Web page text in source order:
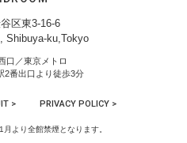
区東3-16-6
Shibuya-ku,Tokyo
口／東京メトロ
2番出口より徒歩3分
> PRIVACY POLICY >
より全館禁煙となります。